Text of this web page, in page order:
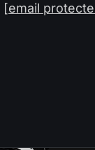
[email